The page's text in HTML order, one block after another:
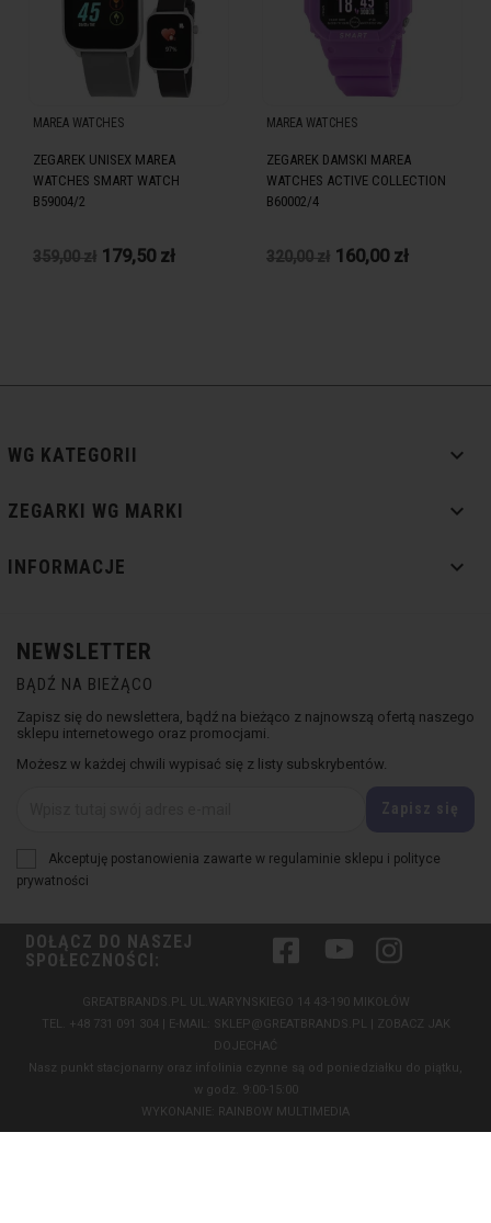
MAREA WATCHES
ZEGAREK UNISEX MAREA
WATCHES SMART WATCH
B59004/2
359,00 zł 179,50 zł
MAREA WATCHES
ZEGAREK DAMSKI MAREA
WATCHES ACTIVE COLLECTION
B60002/4
320,00 zł 160,00 zł
WG KATEGORII 
ZEGARKI WG MARKI 
INFORMACJE 
NEWSLETTER
BĄDŹ NA BIEŻĄCO
Zapisz się do newslettera, bądź na bieżąco z najnowszą ofertą naszego
sklepu internetowego oraz promocjami.
Możesz w każdej chwili wypisać się z listy subskrybentów.
Akceptuję postanowienia zawarte w regulaminie sklepu i polityce
prywatności
DOŁĄCZ DO NASZEJ
SPOŁECZNOŚCI:
FacebookYouTube
GREATBRANDS.PL UL.WARYNSKIEGO 14 43-190 MIKOŁÓW
TEL.
+48 731 091 304 | E-MAIL: SKLEP@GREATBRANDS.PL | ZOBACZ JAK
DOJECHAĆ
Nasz punkt stacjonarny oraz infolinia czynne są od poniedziałku do piątku,
w godz. 9:00-15:00
WYKONANIE: RAINBOW MULTIMEDIA